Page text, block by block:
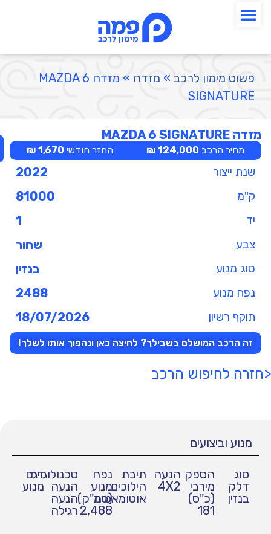
פשוט מימון לרכב » מזדה »
מזדה MAZDA 6
SIGNATURE
מזדה MAZDA 6 SIGNATURE
מחיר הרכב 124,000 ₪ החזר חודשי 1,670 ₪
שנת ייצור 2022
ק"מ 81000
יד 1
צבע שחור
סוג מנוע בנזין
נפח מנוע 2488
תוקף רשיון 18/07/2026
זה הרכב המושלם בשבילך? לחיצה כאן ונהפוך אותו לשלך!
<חזרה לחיפוש הרכב
מנוע וביצועים
סוג
דלק
בנזין
הספק
מירבי
(כ"ס)
181
הנעה
4X2
תיבת
הילוכים
אוטומאטית
נפח
מנוע
(סמ"ק)
2,488
טכנולוגיית
הנעה
הנעה
רגילה
דגם
מנוע